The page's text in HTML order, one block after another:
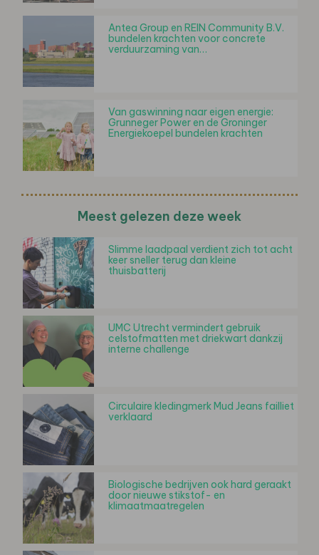
Antea Group en REIN Community B.V.
bundelen krachten voor concrete
verduurzaming van…
Van gaswinning naar eigen energie:
Grunneger Power en de Groninger
Energiekoepel bundelen krachten
Meest gelezen deze week
Slimme laadpaal verdient zich tot acht
keer sneller terug dan kleine
thuisbatterij
UMC Utrecht vermindert gebruik
celstofmatten met driekwart dankzij
interne challenge
Circulaire kledingmerk Mud Jeans failliet
verklaard
Biologische bedrijven ook hard geraakt
door nieuwe stikstof- en
klimaatmaatregelen